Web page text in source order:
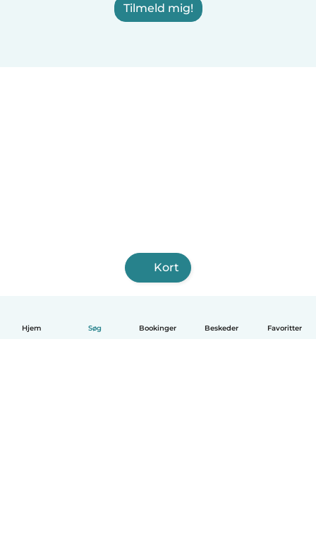
Hjem Søg Bookinger Beskeder Favoritter
Tilmeld mig!
Kort